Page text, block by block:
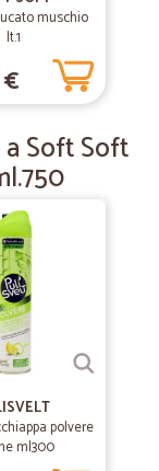
vicino al
muschio
lt.1
Soft Soft
polvere
ml300